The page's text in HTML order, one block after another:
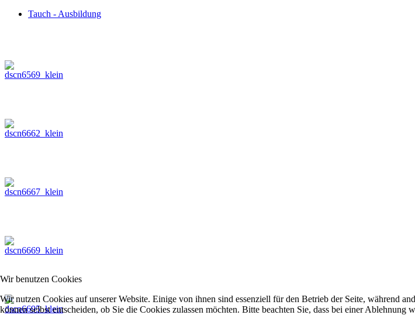
Tauch - Ausbildung
Wir benutzen Cookies
Wir nutzen Cookies auf unserer Website. Einige von ihnen sind essenziell für den Betrieb der Seite, während
können selbst entscheiden, ob Sie die Cookies zulassen möchten. Bitte beachten Sie, dass bei einer